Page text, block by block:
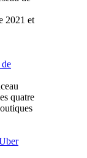
2021 et
quatre